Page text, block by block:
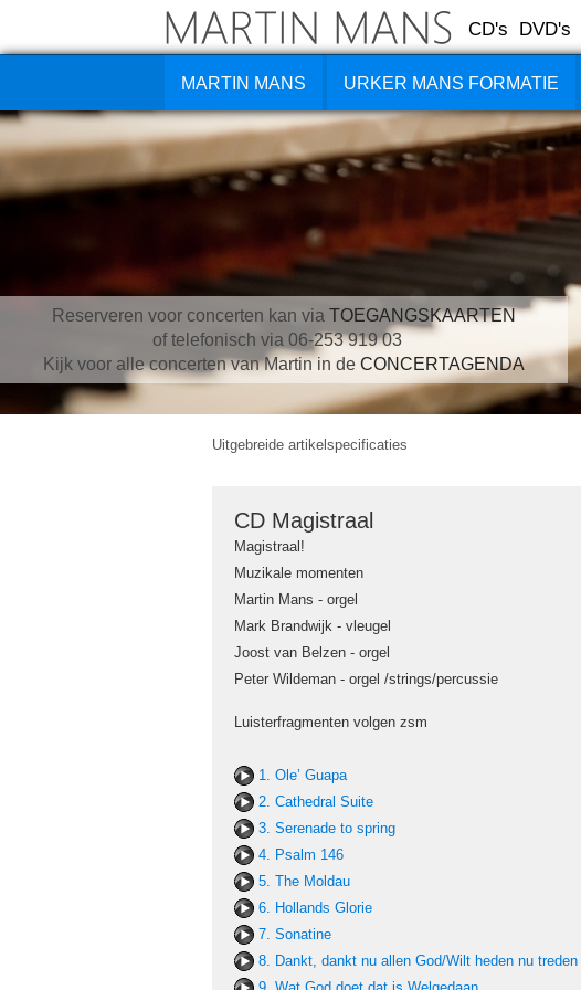
CD's DVD's
MARTIN MANS URKER MANS FORMATIE
Reserveren voor concerten kan via TOEGANGSKAARTEN
of telefonisch via 06-253 919 03
Kijk voor alle concerten van Martin in de CONCERTAGENDA
Uitgebreide artikelspecificaties
CD Magistraal
Magistraal!
Muzikale momenten
Martin Mans - orgel
Mark Brandwijk - vleugel
Joost van Belzen - orgel
Peter Wildeman - orgel /strings/percussie
Luisterfragmenten volgen zsm
1. Ole’ Guapa
2. Cathedral Suite
3. Serenade to spring
4. Psalm 146
5. The Moldau
6. Hollands Glorie
7. Sonatine
8. Dankt, dankt nu allen God/Wilt heden nu treden